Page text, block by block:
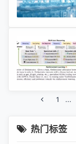
1 ...
热门标签